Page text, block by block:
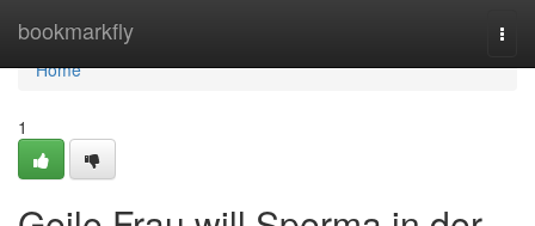
bookmarkfly
Home
Home
1